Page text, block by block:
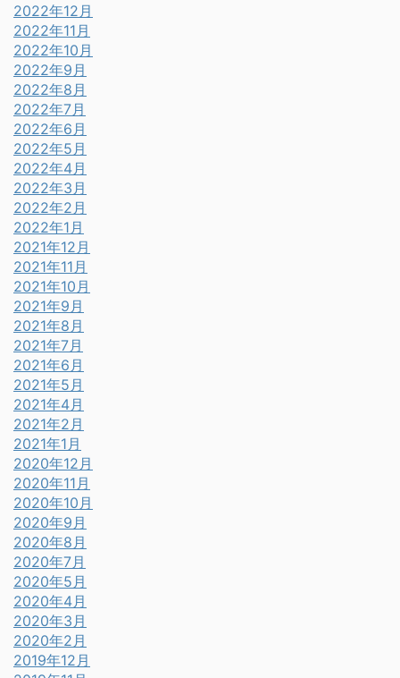
2022年12月
2022年11月
2022年10月
2022年9月
2022年8月
2022年7月
2022年6月
2022年5月
2022年4月
2022年3月
2022年2月
2022年1月
2021年12月
2021年11月
2021年10月
2021年9月
2021年8月
2021年7月
2021年6月
2021年5月
2021年4月
2021年2月
2021年1月
2020年12月
2020年11月
2020年10月
2020年9月
2020年8月
2020年7月
2020年5月
2020年4月
2020年3月
2020年2月
2019年12月